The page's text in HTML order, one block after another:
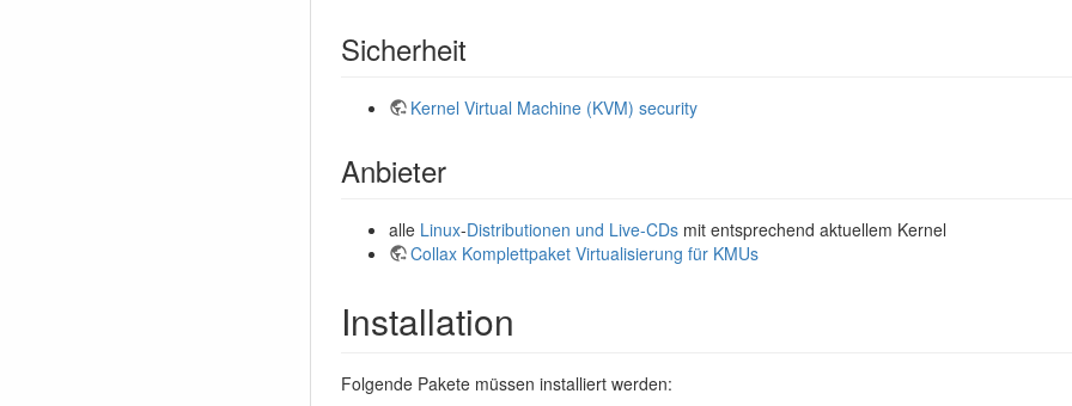
Sicherheit
Kernel Virtual Machine (KVM) security
Anbieter
alle Linux-Distributionen und Live-CDs mit entsprechend aktuellem Kernel
Collax Komplettpaket Virtualisierung für KMUs
Installation
Folgende Pakete müssen installiert werden: